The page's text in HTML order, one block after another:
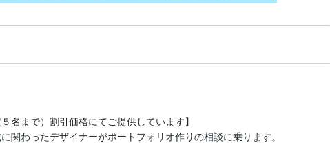
名まで）割引価格にてご提供しています】
関わったデザイナーがポートフォリオ作りの相談に乗ります。